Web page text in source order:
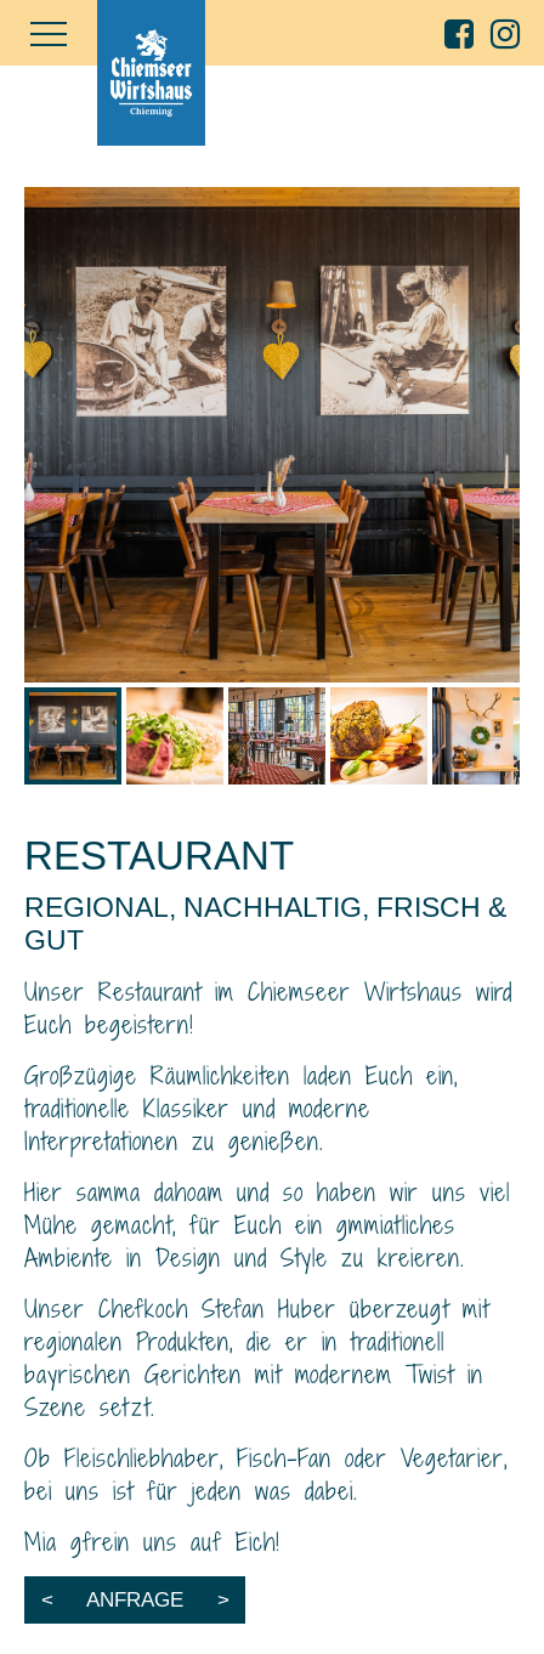
RESTAURANT
REGIONAL, NACHHALTIG, FRISCH &
GUT
Unser Restaurant im Chiemseer Wirtshaus wird
Euch begeistern!
Großzügige Räumlichkeiten laden Euch ein,
traditionelle Klassiker und moderne
Interpretationen zu genießen.
Hier samma dahoam und so haben wir uns viel
Mühe gemacht, für Euch ein gmmiatliches
Ambiente in Design und Style zu kreieren.
Unser Chefkoch Stefan Huber überzeugt mit
regionalen Produkten, die er in traditionell
bayrischen Gerichten mit modernem Twist in
Szene setzt.
Ob Fleischliebhaber, Fisch-Fan oder Vegetarier,
bei uns ist für jeden was dabei.
Mia gfrein uns auf Eich!
< ANFRAGE >